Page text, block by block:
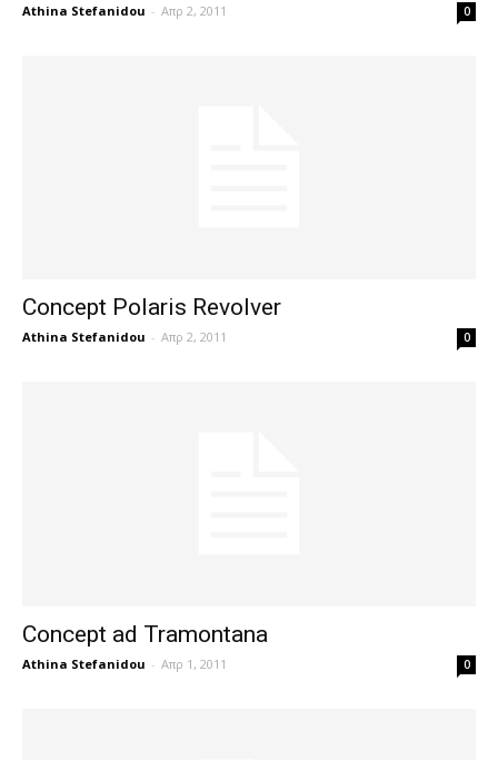
Athina Stefanidou - Απρ 2, 2011 0
Concept Polaris Revolver
Athina Stefanidou - Απρ 2, 2011 0
Concept ad Tramontana
Athina Stefanidou - Απρ 1, 2011 0